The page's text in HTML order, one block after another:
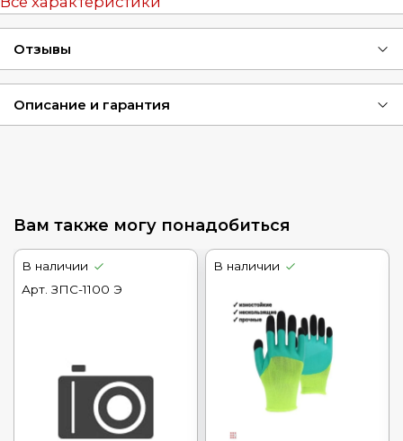
Отзывы
Описание и гарантия
Вам также могу понадобиться
В наличии
Арт. ЗПС-1100 Э
В наличии